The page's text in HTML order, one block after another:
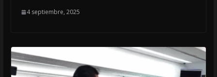
4 septiembre, 2025